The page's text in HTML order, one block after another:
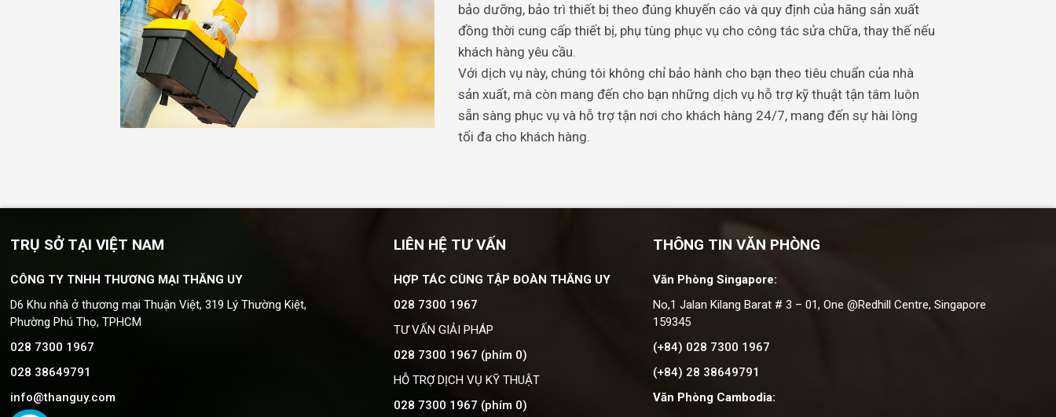
bảo dưỡng, bảo trì thiết bị theo đúng khuyến cáo và quy định của hãng sản xuất
đồng thời cung cấp thiết bị, phụ tùng phục vụ cho công tác sửa chữa, thay thế nếu
khách hàng yêu cầu.
Với dịch vụ này, chúng tôi không chỉ bảo hành cho bạn theo tiêu chuẩn của nhà
sản xuất, mà còn mang đến cho bạn những dịch vụ hỗ trợ kỹ thuật tận tâm luôn
sẵn sàng phục vụ và hỗ trợ tận nơi cho khách hàng 24/7, mang đến sự hài lòng
tối đa cho khách hàng.
TRỤ SỞ TẠI VIỆT NAM
CÔNG TY TNHH THƯƠNG MẠI THĂNG UY
D6 Khu nhà ở thương mại Thuận Việt, 319 Lý Thường Kiệt,
Phường Phú Thọ, TPHCM
028 7300 1967
028 38649791
info@thanguy.com
LIÊN HỆ TƯ VẤN
HỢP TÁC CÙNG TẬP ĐOÀN THĂNG UY
028 7300 1967
TƯ VẤN GIẢI PHÁP
028 7300 1967 (phím 0)
HỖ TRỢ DỊCH VỤ KỸ THUẬT
028 7300 1967 (phím 0)
THÔNG TIN VĂN PHÒNG
Văn Phòng Singapore:
No,1 Jalan Kilang Barat # 3 – 01, One @Redhill Centre, Singapore
159345
(+84) 028 7300 1967
(+84) 28 38649791
Văn Phòng Cambodia: